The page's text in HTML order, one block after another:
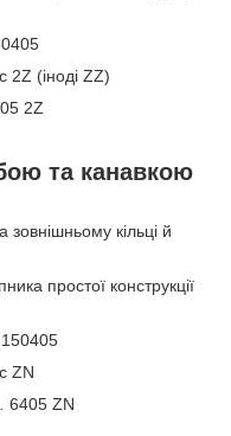
2Z (іноді ZZ)
2Z
та канавкою
кільці й
простої конструкції
ZN
ZN